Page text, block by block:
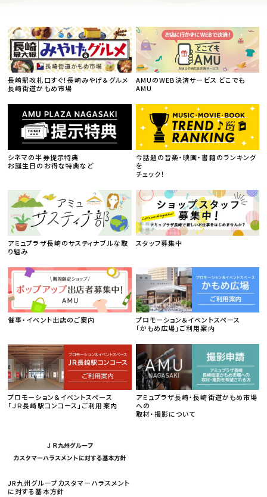
長崎駅改札口すぐ！長崎みやげ＆グルメ
長崎街道かもめ市場
AMUのWEB決済サービス どこでも
AMU
シネマの半券提示特典
お誕生日のお得な特典など
今話題の音楽・映画・書籍のランキング
を
チェック！
アミュプラザ長崎のサスティナブルな取
り組み
スタッフ募集中
催事・イベント出店のご案内
プロモーション＆イベントスペース
「かもめ広場」ご利用案内
プロモーション＆イベントスペース
「ＪＲ長崎駅コンコース」ご利用案内
アミュプラザ長崎・長崎街道かもめ市場
への
取材・撮影について
JR九州グループカスタマーハラスメント
に対する基本方針